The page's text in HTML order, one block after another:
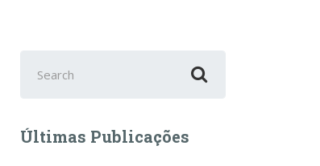
for:
Últimas Publicações